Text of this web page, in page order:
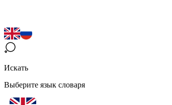
Искать
Выберите язык словаря